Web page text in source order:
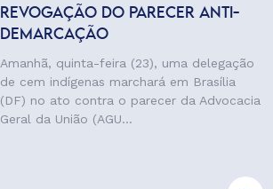
REVOGAÇÃO DO PARECER ANTI-
DEMARCAÇÃO
Amanhã, quinta-feira (23), uma delegação
de cem indígenas marchará em Brasília
(DF) no ato contra o parecer da Advocacia
Geral da União (AGU...